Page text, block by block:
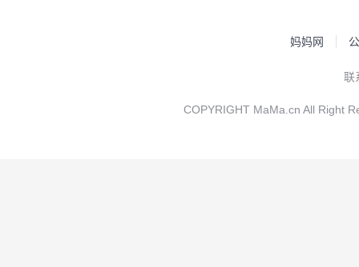
妈妈网
联
COPYRIGHT MaMa.cn All Right